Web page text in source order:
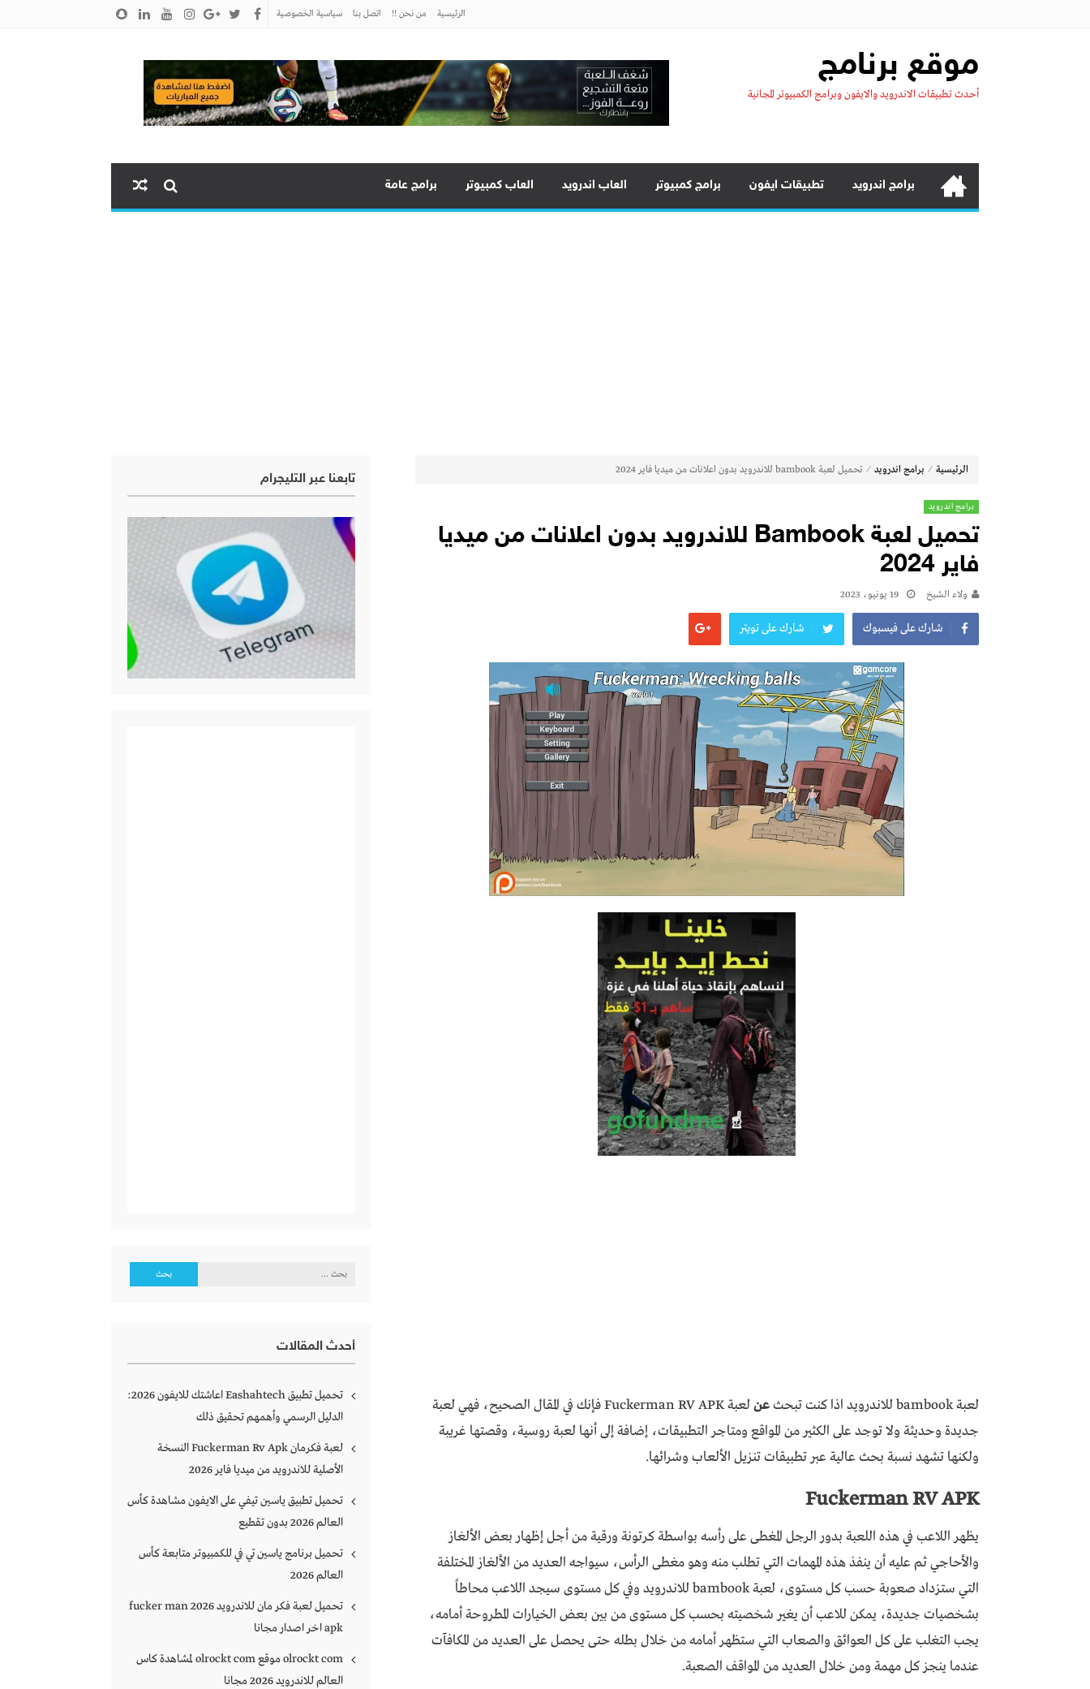
الرئيسية من نحن !! اتصل بنا سياسية الخصوصية
موقع برنامج
أحدث تطبيقات الاندرويد والايفون وبرامج الكمبيوتر المجانية
برامج اندرويد تطبيقات ايفون برامج كمبيوتر العاب اندرويد العاب كمبيوتر برامج عامة
الرئيسية ⁄ برامج اندرويد ⁄ تحميل لعبة bambook للاندرويد بدون اعلانات من ميديا فاير 2024
برامج اندرويد
تحميل لعبة Bambook للاندرويد بدون اعلانات من ميديا
فاير 2024
ولاء الشيخ 19 يونيو، 2023
شارك على فيسبوك شارك على تويتر
لعبة bambook للاندرويد اذا كنت تبحث عن
لعبة Fuckerman RV APK فإنك في المقال الصحيح، فهي لعبة
جديدة وحديثة ولا توجد على الكثير من المواقع ومتاجر التطبيقات، إضافة إلى أنها لعبة روسية، وقصتها غريبة
ولكنها تشهد نسبة بحث عالية عبر تطبيقات تنزيل الألعاب وشرائها.
Fuckerman RV APK
يظهر اللاعب في هذه اللعبة بدور الرجل المغطى على رأسه بواسطة كرتونة ورقية من أجل إظهار بعض الألغاز
والأحاجي ثم عليه أن ينفذ هذه المهمات التي تطلب منه وهو مغطى الرأس، سيواجه العديد من الألغاز المختلفة
التي ستزداد صعوبة حسب كل مستوى، لعبة bambook للاندرويد وفي كل مستوى سيجد اللاعب محاطاً
بشخصيات جديدة، يمكن للاعب أن يغير شخصيته بحسب كل مستوى من بين بعض الخيارات المطروحة أمامه،
يجب التغلب على كل العوائق والصعاب التي ستظهر أمامه من خلال بطله حتى يحصل على العديد من المكافآت
عندما ينجز كل مهمة ومن خلال العديد من المواقف الصعبة.
تابعنا عبر التليجرام
البحث
أحدث المقالات
تحميل تطبيق Eashahtech اعاشتك للايفون 2026:
الدليل الرسمي وأهمهم تحقيق ذلك
لعبة فكرمان Fuckerman Rv Apk النسخة
الأصلية للاندرويد من ميديا فاير 2026
تحميل تطبيق ياسين تيفي على الايفون مشاهدة كأس
العالم 2026 بدون تقطيع
تحميل برنامج ياسين تي في للكمبيوتر متابعة كأس
العالم 2026
تحميل لعبة فكر مان للاندرويد 2026 fucker man
apk اخر اصدار مجانا
olrockt com موقع olrockt com لمشاهدة كاس
العالم للاندرويد 2026 مجانا